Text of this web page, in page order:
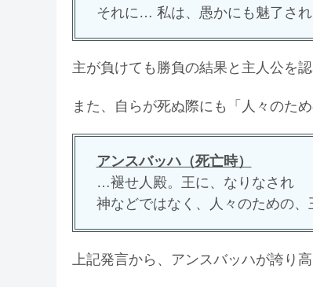
それに… 私は、愚かにも魅了さ
主が負けても勝負の結果と主人公を認
また、自らが死ぬ際にも「人々のた
アンスバッハ（死亡時）
…褪せ人殿。王に、なりなされ
神などではなく、人々のための、
上記発言から、アンスバッハが誇り